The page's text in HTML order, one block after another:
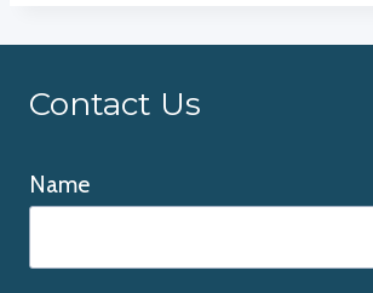
Contact Us
Name